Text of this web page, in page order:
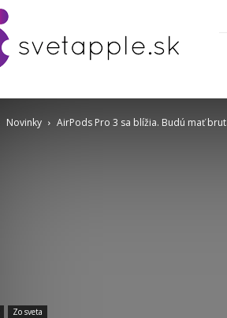
Novinky AirPods Pro 3 sa blížia. Budú mať
Zo sveta